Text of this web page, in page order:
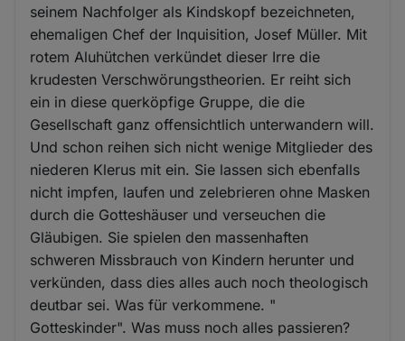
seinem Nachfolger als Kindskopf bezeichneten,
ehemaligen Chef der Inquisition, Josef Müller. Mit
rotem Aluhütchen verkündet dieser Irre die
krudesten Verschwörungstheorien. Er reiht sich
ein in diese querköpfige Gruppe, die die
Gesellschaft ganz offensichtlich unterwandern will.
Und schon reihen sich nicht wenige Mitglieder des
niederen Klerus mit ein. Sie lassen sich ebenfalls
nicht impfen, laufen und zelebrieren ohne Masken
durch die Gotteshäuser und verseuchen die
Gläubigen. Sie spielen den massenhaften
schweren Missbrauch von Kindern herunter und
verkünden, dass dies alles auch noch theologisch
deutbar sei. Was für verkommene. "
Gotteskinder". Was muss noch alles passieren?